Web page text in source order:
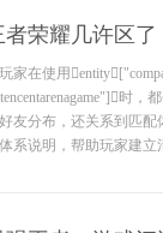
者荣耀几许区了
家在使用
时
友分布，还关系到匹
系说明，帮助玩家建立